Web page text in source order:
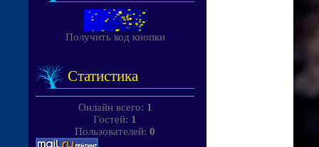
Получить код кнопки
Статистика
Онлайн всего: 1
Гостей: 1
Пользователей: 0